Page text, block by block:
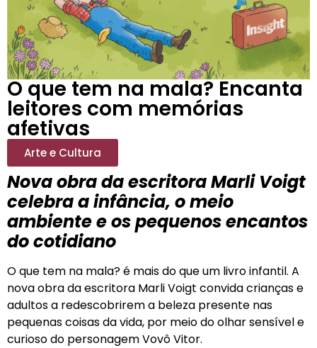
O que tem na mala? Encanta
leitores com memórias
afetivas
Arte e Cultura
Nova obra da escritora Marli Voigt
celebra a infância, o meio
ambiente e os pequenos encantos
do cotidiano
O que tem na mala? é mais do que um livro infantil. A
nova obra da escritora Marli Voigt convida crianças e
adultos a redescobrirem a beleza presente nas
pequenas coisas da vida, por meio do olhar sensível e
curioso do personagem Vovô Vitor.